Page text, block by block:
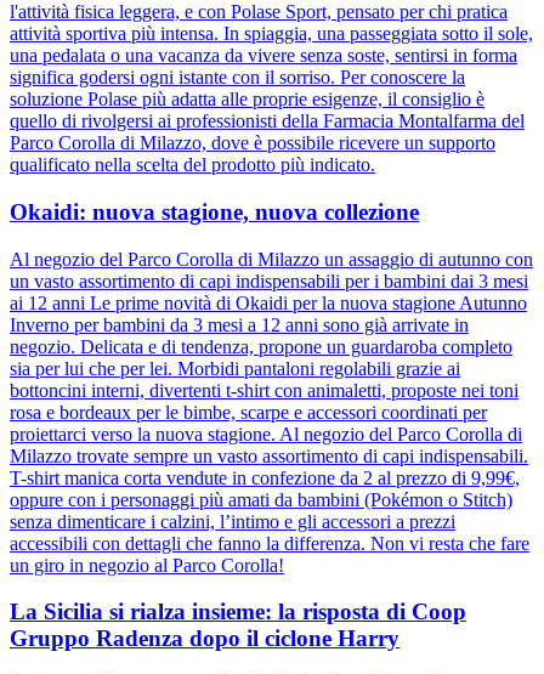
l'attività fisica leggera, e con Polase Sport, pensato per chi pratica
attività sportiva più intensa. In spiaggia, una passeggiata sotto il sole,
una pedalata o una vacanza da vivere senza soste, sentirsi in forma
significa godersi ogni istante con il sorriso. Per conoscere la
soluzione Polase più adatta alle proprie esigenze, il consiglio è
quello di rivolgersi ai professionisti della Farmacia Montalfarma del
Parco Corolla di Milazzo, dove è possibile ricevere un supporto
qualificato nella scelta del prodotto più indicato.
Okaidi: nuova stagione, nuova collezione
Al negozio del Parco Corolla di Milazzo un assaggio di autunno con
un vasto assortimento di capi indispensabili per i bambini dai 3 mesi
ai 12 anni Le prime novità di Okaidi per la nuova stagione Autunno
Inverno per bambini da 3 mesi a 12 anni sono già arrivate in
negozio. Delicata e di tendenza, propone un guardaroba completo
sia per lui che per lei. Morbidi pantaloni regolabili grazie ai
bottoncini interni, divertenti t-shirt con animaletti, proposte nei toni
rosa e bordeaux per le bimbe, scarpe e accessori coordinati per
proiettarci verso la nuova stagione. Al negozio del Parco Corolla di
Milazzo trovate sempre un vasto assortimento di capi indispensabili.
T-shirt manica corta vendute in confezione da 2 al prezzo di 9,99€,
oppure con i personaggi più amati da bambini (Pokémon o Stitch)
senza dimenticare i calzini, l’intimo e gli accessori a prezzi
accessibili con dettagli che fanno la differenza. Non vi resta che fare
un giro in negozio al Parco Corolla!
La Sicilia si rialza insieme: la risposta di Coop
Gruppo Radenza dopo il ciclone Harry